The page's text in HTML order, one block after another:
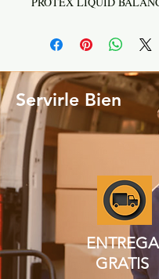
Servirle Bien
ENTREGA
GRATIS